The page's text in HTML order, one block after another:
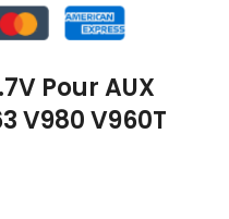
Pour AUX
V980 V960T